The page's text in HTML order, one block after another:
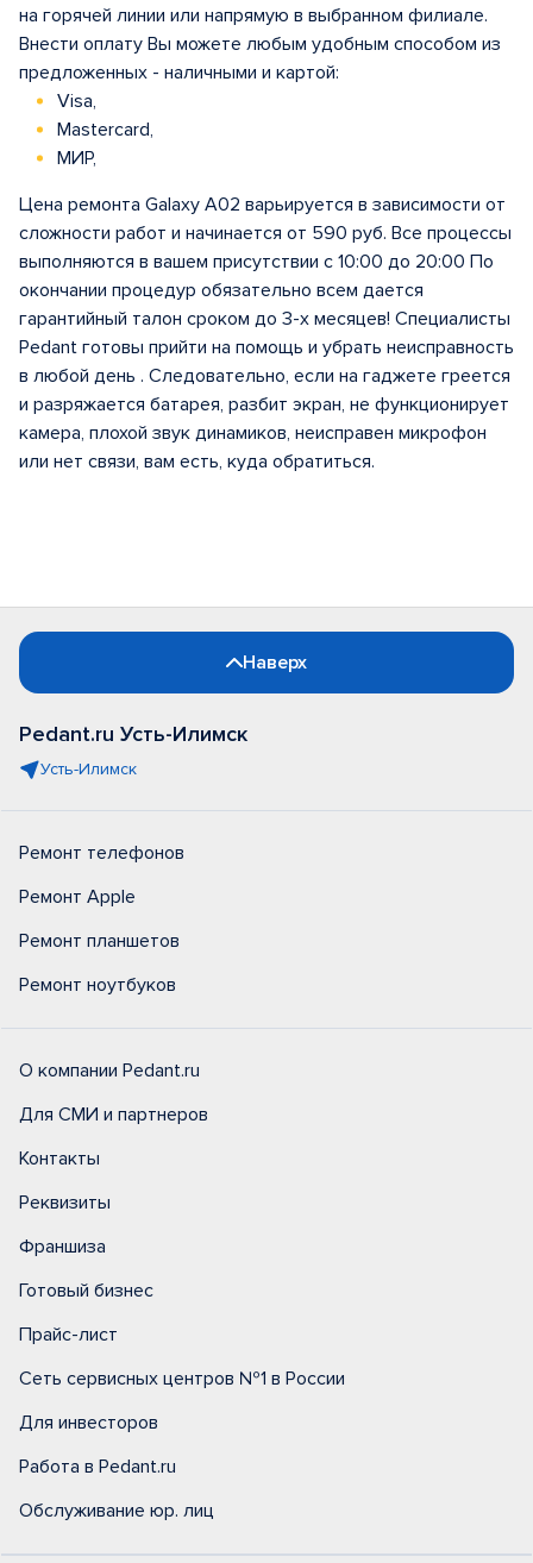
на горячей линии или напрямую в выбранном филиале.
Внести оплату Вы можете любым удобным способом из
предложенных - наличными и картой:
Visa,
Mastercard,
МИР,
Цена ремонта Galaxy A02 варьируется в зависимости от
сложности работ и начинается от 590 руб. Все процессы
выполняются в вашем присутствии с 10:00 до 20:00 По
окончании процедур обязательно всем дается
гарантийный талон сроком до 3-х месяцев! Специалисты
Pedant готовы прийти на помощь и убрать неисправность
в любой день . Следовательно, если на гаджете греется
и разряжается батарея, разбит экран, не функционирует
камера, плохой звук динамиков, неисправен микрофон
или нет связи, вам есть, куда обратиться.
Наверх
Pedant.ru Усть-Илимск
Усть-Илимск
Ремонт телефонов
Ремонт Apple
Ремонт планшетов
Ремонт ноутбуков
О компании Pedant.ru
Для СМИ и партнеров
Контакты
Реквизиты
Франшиза
Готовый бизнес
Прайс-лист
Сеть сервисных центров №1 в России
Для инвесторов
Работа в Pedant.ru
Обслуживание юр. лиц